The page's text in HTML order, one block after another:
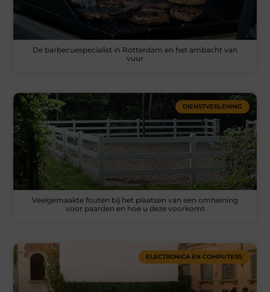
De barbecuespecialist in Rotterdam en het ambacht van
vuur
DIENSTVERLENING
Veelgemaakte fouten bij het plaatsen van een omheining
voor paarden en hoe u deze voorkomt
ELECTRONICA EN COMPUTERS